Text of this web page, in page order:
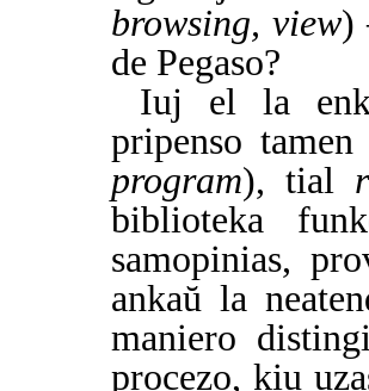
browsing, view)
de Pegaso?
Iuj el la
pripenso
program), tial
biblioteka
samopinias,
ankaŭ la
maniero
procezo, kiu